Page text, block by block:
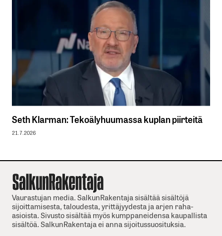
Seth Klarman: Tekoälyhuumassa kuplan piirteitä
21.7.2026
Vaurastujan media. SalkunRakentaja sisältää sisältöjä
sijoittamisesta, taloudesta, yrittäjyydesta ja arjen raha-
asioista. Sivusto sisältää myös kumppaneidensa kaupallista
sisältöä. SalkunRakentaja ei anna sijoitussuosituksia.